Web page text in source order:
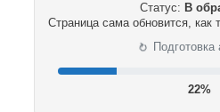
Статус: В
Страница сама обновится, как
⟳
22%